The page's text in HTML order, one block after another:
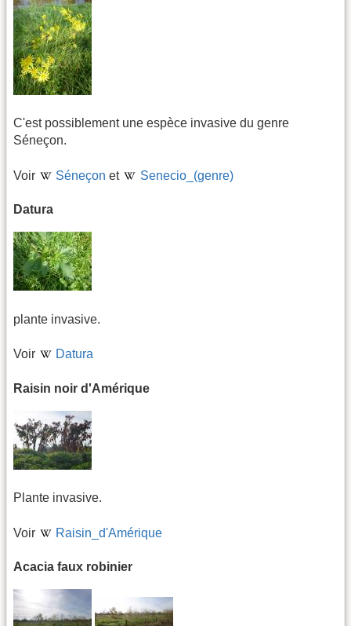
C'est possiblement une espèce invasive du genre
Séneçon.
Voir Séneçon et Senecio_(genre)
Datura
plante invasive.
Voir Datura
Raisin noir d'Amérique
Plante invasive.
Voir Raisin_d'Amérique
Acacia faux robinier